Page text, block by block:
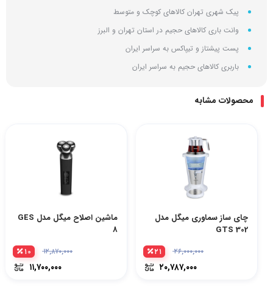
پیک شهری تهران کالاهای کوچک و متوسط
وانت باری کالاهای حجیم در استان تهران و البرز
پست پیشتاز و تیپاکس به سراسر ایران
باربری کالاهای حجیم به سراسر ایران
محصولات مشابه
چای ساز سماوری میگل مدل
GTS 302
۲۶,۰۰۰,۰۰۰
۲۰,۷۸۷,۰۰۰
۲۱
ماشین اصلاح میگل مدل GES
8
۱۲,۸۷۰,۰۰۰
۱۱,۷۰۰,۰۰۰
۱۰